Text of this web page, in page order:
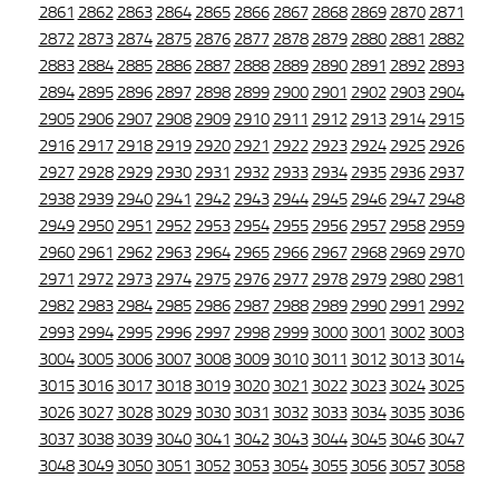
2861 2862 2863 2864 2865 2866 2867 2868 2869 2870 2871
2872 2873 2874 2875 2876 2877 2878 2879 2880 2881 2882
2883 2884 2885 2886 2887 2888 2889 2890 2891 2892 2893
2894 2895 2896 2897 2898 2899 2900 2901 2902 2903 2904
2905 2906 2907 2908 2909 2910 2911 2912 2913 2914 2915
2916 2917 2918 2919 2920 2921 2922 2923 2924 2925 2926
2927 2928 2929 2930 2931 2932 2933 2934 2935 2936 2937
2938 2939 2940 2941 2942 2943 2944 2945 2946 2947 2948
2949 2950 2951 2952 2953 2954 2955 2956 2957 2958 2959
2960 2961 2962 2963 2964 2965 2966 2967 2968 2969 2970
2971 2972 2973 2974 2975 2976 2977 2978 2979 2980 2981
2982 2983 2984 2985 2986 2987 2988 2989 2990 2991 2992
2993 2994 2995 2996 2997 2998 2999 3000 3001 3002 3003
3004 3005 3006 3007 3008 3009 3010 3011 3012 3013 3014
3015 3016 3017 3018 3019 3020 3021 3022 3023 3024 3025
3026 3027 3028 3029 3030 3031 3032 3033 3034 3035 3036
3037 3038 3039 3040 3041 3042 3043 3044 3045 3046 3047
3048 3049 3050 3051 3052 3053 3054 3055 3056 3057 3058